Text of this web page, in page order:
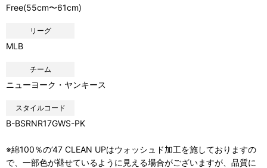
Free(55cm〜61cm)
リーグ
MLB
チーム
ニューヨーク・ヤンキース
スタイルコード
B-BSRNR17GWS-PK
※綿100％の’47 CLEAN UPはウォッシュド加工を施しておりますの
で、一部色が褪せているように見える場合がございますが、品質に